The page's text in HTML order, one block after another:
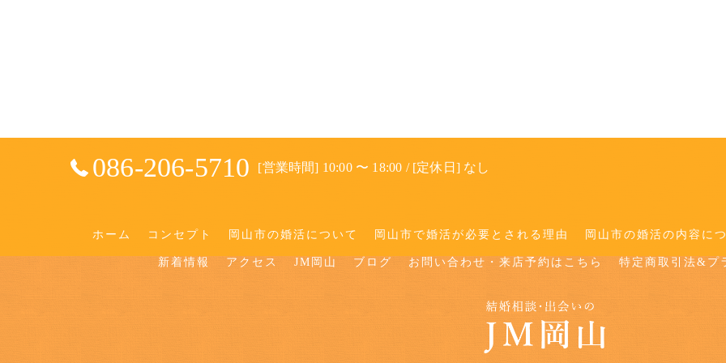
086-206-5710 [営業時間] 10:00 〜 18:00 / [定休日] なし
ホーム コンセプト 岡山市の婚活について 岡山市で婚活が必要とされる理由 岡山市の婚活の内容に
新着情報 アクセス JM岡山 ブログ お問い合わせ・来店予約はこちら 特定商取引法&プ